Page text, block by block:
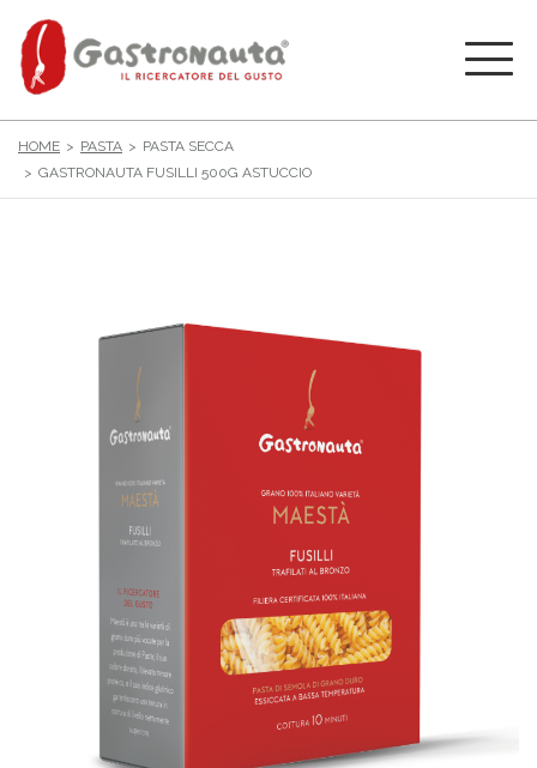
HOME PASTA
PASTA SECCA
GASTRONAUTA FUSILLI 500G ASTUCCIO